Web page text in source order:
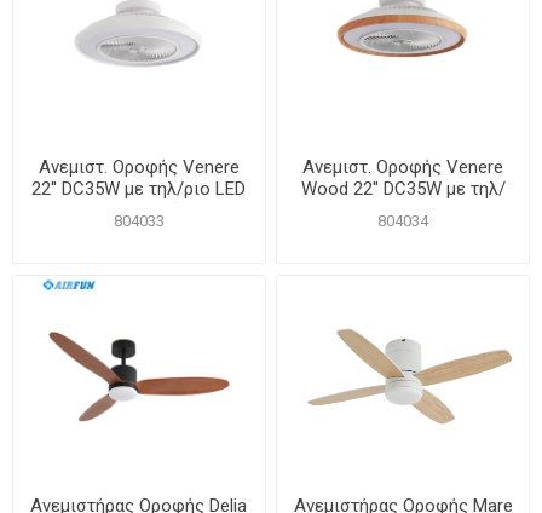
Ανεμιστ. Οροφής Venere
22'' DC35W με τηλ/ριο LED
30W Λευκός
804033
Ανεμιστ. Οροφής Venere
Wood 22'' DC35W με τηλ/
ριο LED 30W
804034
Ανεμιστήρας Οροφής Delia
Ανεμιστήρας Οροφής Mare